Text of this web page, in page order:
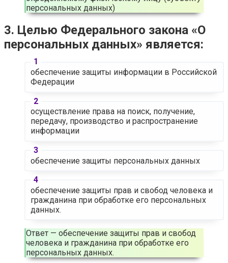
персональных данных)
3. Целью Федерального закона «О
персональных данных» является:
обеспечение защиты информации в Российской
Федерации
осуществление права на поиск, получение,
передачу, производство и распространение
информации
обеспечение защиты персональных данных
обеспечение защиты прав и свобод человека и
гражданина при обработке его персональных
данных.
Ответ — обеспечение защиты прав и свобод
человека и гражданина при обработке его
персональных данных.